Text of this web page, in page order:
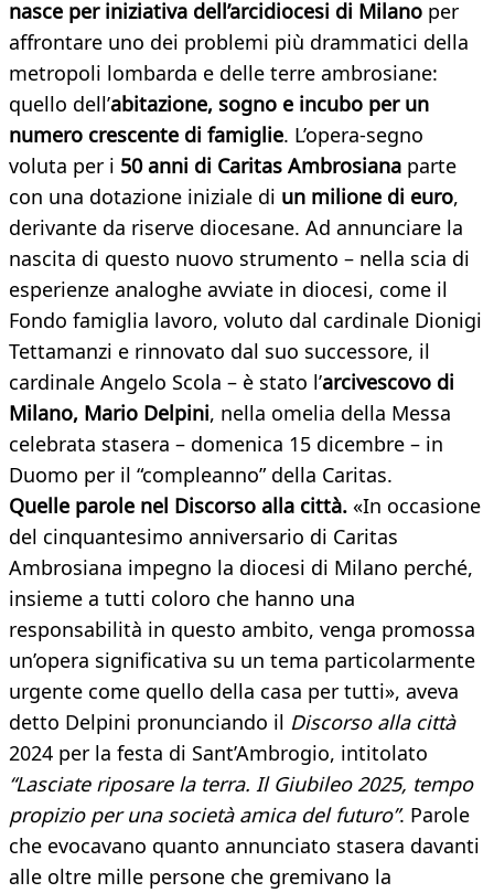
nasce per iniziativa dell’arcidiocesi di Milano per
affrontare uno dei problemi più drammatici della
metropoli lombarda e delle terre ambrosiane:
quello dell’abitazione, sogno e incubo per un
numero crescente di famiglie. L’opera-segno
voluta per i 50 anni di Caritas Ambrosiana parte
con una dotazione iniziale di un milione di euro,
derivante da riserve diocesane. Ad annunciare la
nascita di questo nuovo strumento – nella scia di
esperienze analoghe avviate in diocesi, come il
Fondo famiglia lavoro, voluto dal cardinale Dionigi
Tettamanzi e rinnovato dal suo successore, il
cardinale Angelo Scola – è stato l’arcivescovo di
Milano, Mario Delpini, nella omelia della Messa
celebrata stasera – domenica 15 dicembre – in
Duomo per il “compleanno” della Caritas.
Quelle parole nel Discorso alla città. «In occasione
del cinquantesimo anniversario di Caritas
Ambrosiana impegno la diocesi di Milano perché,
insieme a tutti coloro che hanno una
responsabilità in questo ambito, venga promossa
un’opera significativa su un tema particolarmente
urgente come quello della casa per tutti», aveva
detto Delpini pronunciando il Discorso alla città
2024 per la festa di Sant’Ambrogio, intitolato
“Lasciate riposare la terra. Il Giubileo 2025, tempo
propizio per una società amica del futuro”. Parole
che evocavano quanto annunciato stasera davanti
alle oltre mille persone che gremivano la